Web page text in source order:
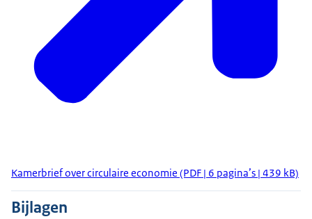
Kamerbrief over circulaire economie (PDF | 6 pagina’s | 439 kB)
Bijlagen